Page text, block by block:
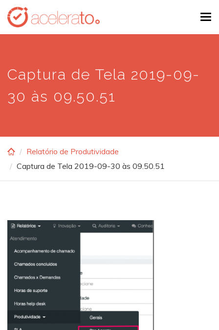
Skip
main
Captura de Tela 2019-09-
30 às 09.50.51
Relatório de Produtividade
Captura de Tela 2019-09-30 às 09.50.51